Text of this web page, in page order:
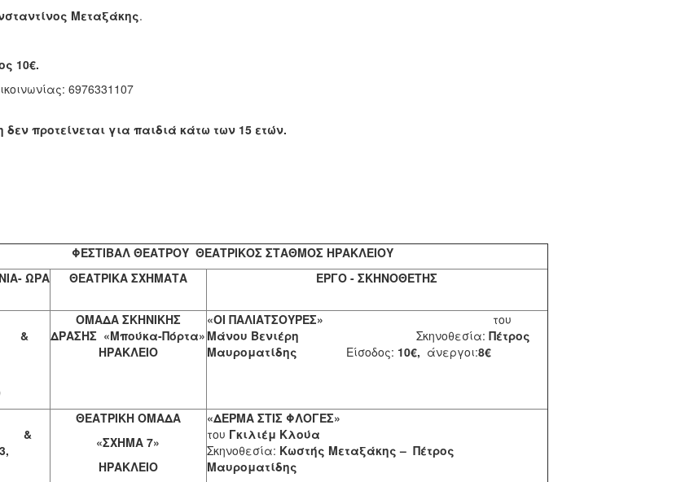
Μεταξάκης.
10€.
6976331107
προτείνεται για παιδιά κάτω των 15 ετών.
ΦΕΣΤΙΒΑΛ ΘΕΑΤΡΟΥ ΘΕΑΤΡΙΚΟΣ ΣΤΑΘΜΟΣ ΗΡΑΚΛΕΙΟΥ
ΩΡΑ ΘΕΑΤΡΙΚΑ ΣΧΗΜΑΤΑ ΕΡΓΟ - ΣΚΗΝΟΘΕΤΗΣ
21,
ΟΜΑΔΑ ΣΚΗΝΙΚΗΣ
ΔΡΑΣΗΣ «Μπούκα-Πόρτα»
ΗΡΑΚΛΕΙΟ
«ΟΙ ΠΑΛΙΑΤΣΟΥΡΕΣ» του
Μάνου Βενιέρη Σκηνοθεσία: Πέτρος
Μαυροματίδης Είσοδος: 10€, άνεργοι:8€
ΘΕΑΤΡΙΚΗ ΟΜΑΔΑ
«ΣΧΗΜΑ 7»
ΗΡΑΚΛΕΙΟ
«ΔΕΡΜΑ ΣΤΙΣ ΦΛΟΓΕΣ»
του Γκιλιέμ Κλούα
Σκηνοθεσία: Κωστής Μεταξάκης – Πέτρος
Μαυροματίδης